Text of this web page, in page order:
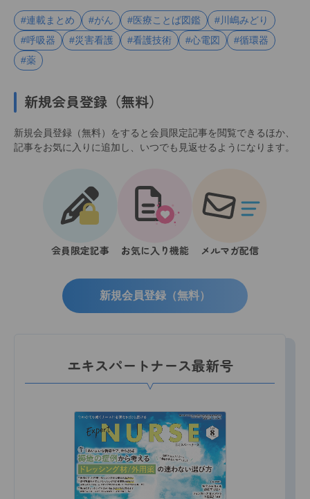
#連載まとめ #がん #医療ことば図鑑
#川嶋みどり
#呼吸器
#災害看護 #看護技術 #心電図
#循環器
#薬
新規会員登録（無料）
新規会員登録（無料）をすると会員限定記事を閲覧できるほか、
記事をお気に入りに追加し、いつでも見返せるようになります。
会員限定記事 お気に入り機能 メルマガ配信
新規会員登録（無料）
エキスパートナース最新号